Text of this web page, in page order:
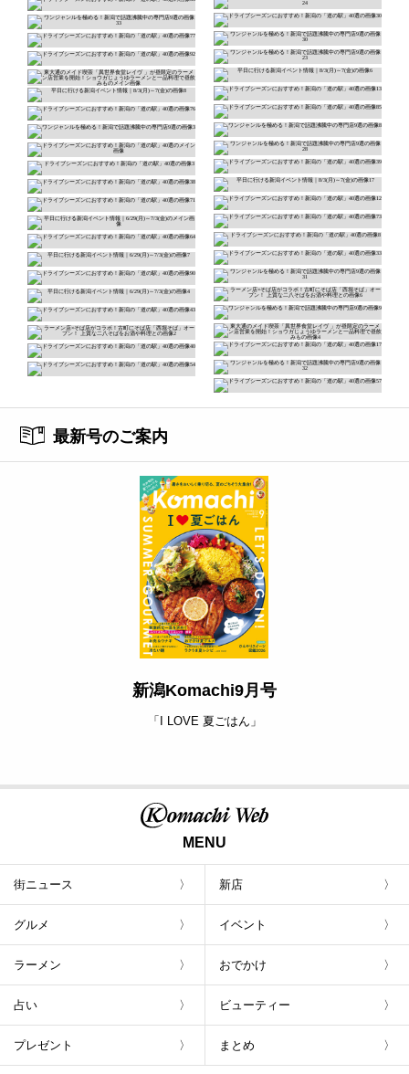
最新号のご案内
新潟Komachi9月号
「I LOVE 夏ごはん」
MENU
街ニュース 新店
グルメ イベント
ラーメン おでかけ
占い ビューティー
プレゼント まとめ